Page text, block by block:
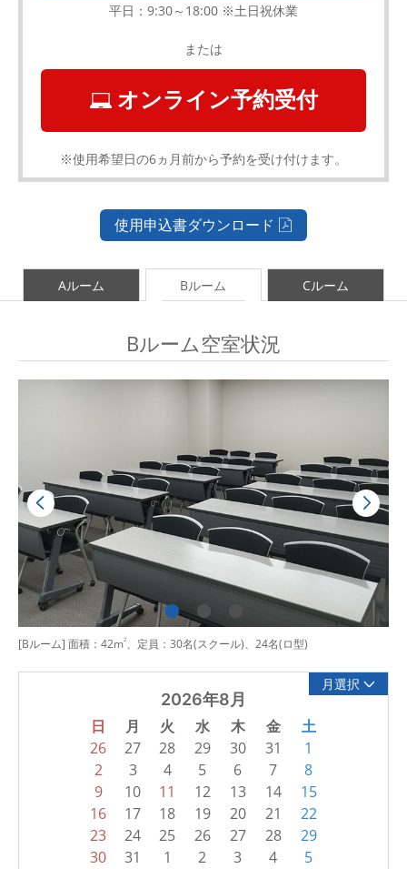
平日：9:30～18:00 ※土日祝休業
または
オンライン予約受付
※使用希望日の6ヵ月前から予約を受け付けます。
使用申込書ダウンロード
Aルーム Bルーム Cルーム
Bルーム空室状況
[Bルーム] 面積：42m2、定員：30名(スクール)、24名(ロ型)
月選択
2026年8月
日 月 火 水 木 金 土
26 27 28 29 30 31
1
2
3 4 5 6 7
8
9
10 11 12 13 14
15
16
17 18 19 20 21
22
23
24 25 26 27 28
29
30
31 1 2 3 4 5